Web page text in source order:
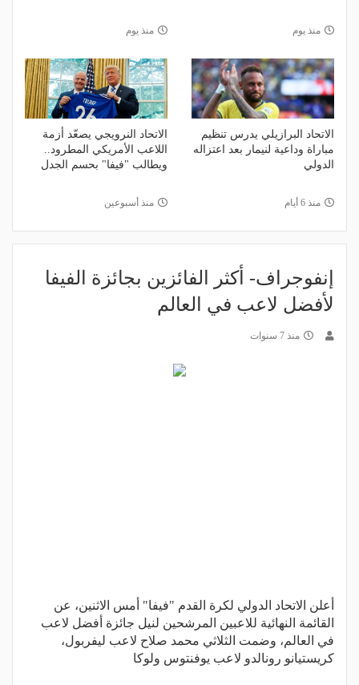
منذ يوم منذ يوم
الاتحاد البرازيلي يدرس تنظيم
مباراة وداعية لنيمار بعد اعتزاله
الدولي
منذ 6 أيام
الاتحاد النرويجي يصعّد أزمة
اللاعب الأمريكي المطرود..
ويطالب "فيفا" بحسم الجدل
منذ أسبوعين
إنفوجراف- أكثر الفائزين بجائزة الفيفا
لأفضل لاعب في العالم
منذ 7 سنوات
أعلن الاتحاد الدولي لكرة القدم "فيفا" أمس الاثنين، عن
القائمة النهائية للاعبين المرشحين لنيل جائزة أفضل لاعب
في العالم، وضمت الثلاثي محمد صلاح لاعب ليفربول،
كريستيانو رونالدو لاعب يوفنتوس ولوكا